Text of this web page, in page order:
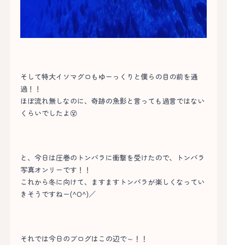
そして特大イソマグロもゆーっくりと僕らの目の前を通
過！！
ほぼ流れ無しなのに、奇跡の魚影と言っても過言ではない
くらいでしたよ😵
と、今日は圧巻のトンバラに衝撃を受けたので、トンバラ
写真オンリーです！！
これから冬に向けて、ますますトンバラが楽しくなってい
きそうですねー(^O^)／
それでは今日のブログはこの辺で～！！